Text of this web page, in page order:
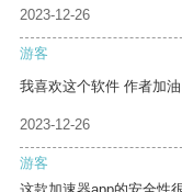
2023-12-26
游客
我喜欢这个软件 作者加油
2023-12-26
游客